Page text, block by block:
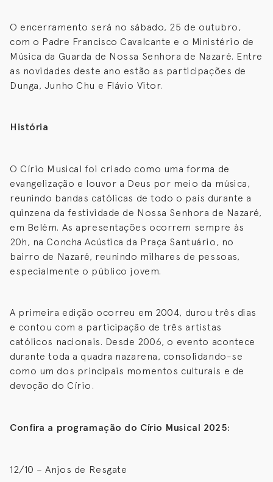
O encerramento será no sábado, 25 de outubro,
com o Padre Francisco Cavalcante e o Ministério de
Música da Guarda de Nossa Senhora de Nazaré. Entre
as novidades deste ano estão as participações de
Dunga, Junho Chu e Flávio Vitor.
História
O Círio Musical foi criado como uma forma de
evangelização e louvor a Deus por meio da música,
reunindo bandas católicas de todo o país durante a
quinzena da festividade de Nossa Senhora de Nazaré,
em Belém. As apresentações ocorrem sempre às
20h, na Concha Acústica da Praça Santuário, no
bairro de Nazaré, reunindo milhares de pessoas,
especialmente o público jovem.
A primeira edição ocorreu em 2004, durou três dias
e contou com a participação de três artistas
católicos nacionais. Desde 2006, o evento acontece
durante toda a quadra nazarena, consolidando-se
como um dos principais momentos culturais e de
devoção do Círio.
Confira a programação do Círio Musical 2025:
12/10 – Anjos de Resgate